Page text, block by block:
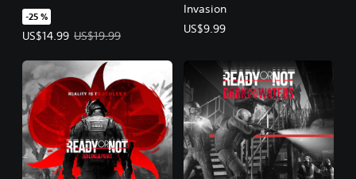
-25 %
US$14.99
Precio de la oferta: US$14.99. Precio original: US$19.99.
US$19.99
Invasion
US$9.99